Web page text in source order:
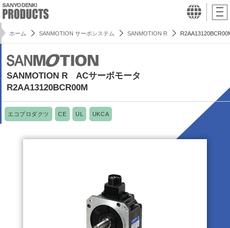
ホーム SANMOTION サーボシステム SANMOTION R
SANMOTION R ACサーボモータ
R2AA13120BCR00M
エコプロダクツ CE UL UKCA